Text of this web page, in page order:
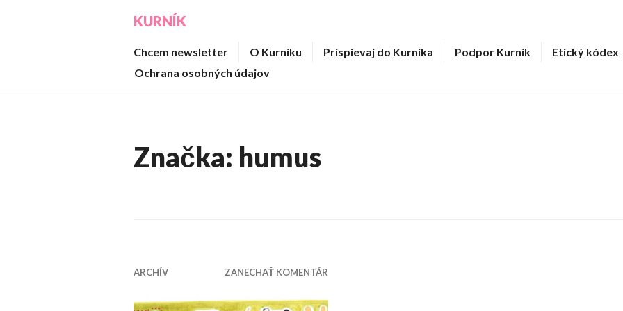
KURNÍK
Chcem newsletter O Kurníku Prispievaj do Kurníka Podpor Kurník
Etický kódex
Ochrana osobných údajov
Značka: humus
ARCHÍV ZANECHAŤ KOMENTÁR